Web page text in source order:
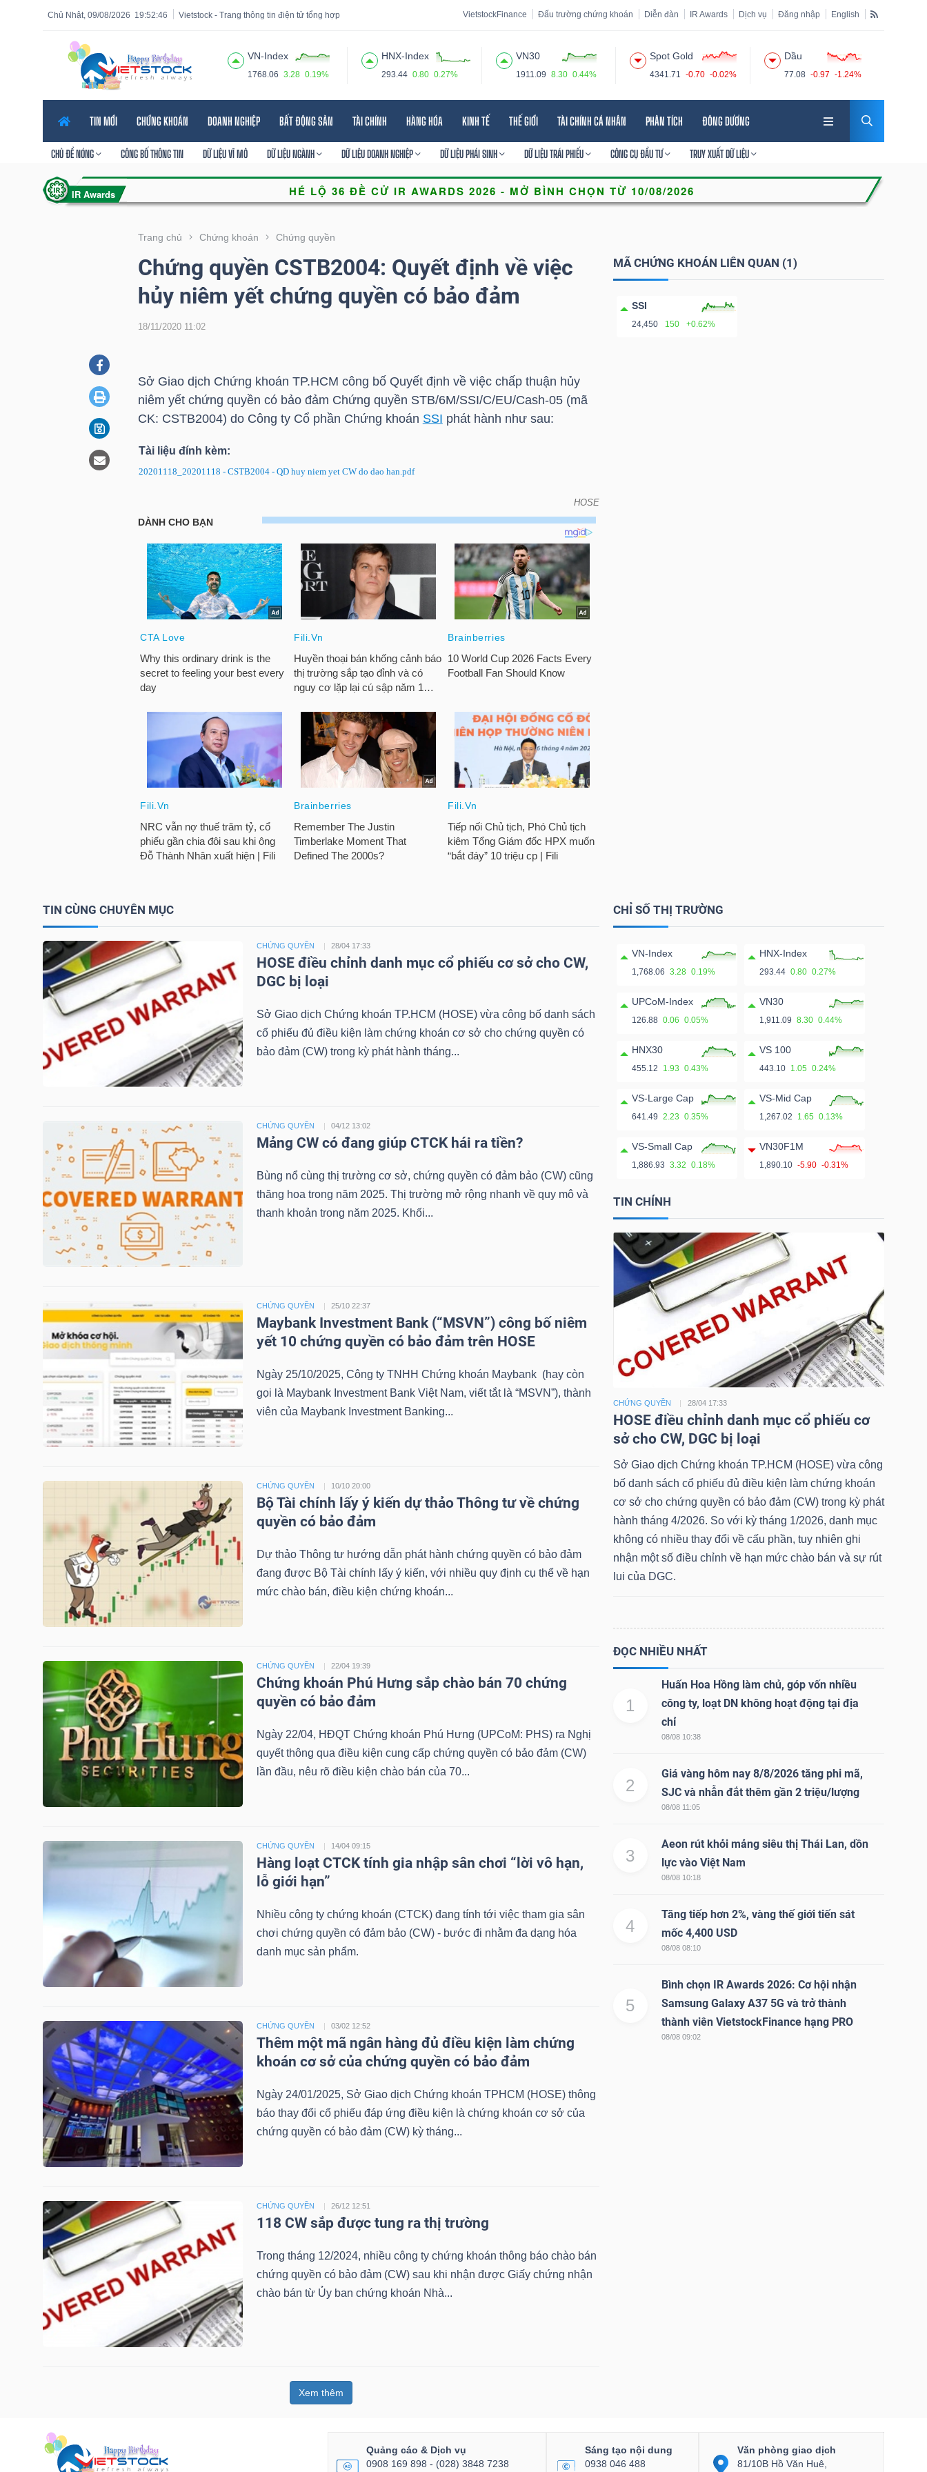
19:52:47
Chủ Nhật, 09/08/2026 Vietstock - Trang thông tin điện tử tổng hợp VietstockFinance Đấu trường chứng khoán Diễn đàn IR Awards Dịch vụ Đăng nhập English
VN-Index
1768.06 3.28 0.19%
HNX-Index
293.44 0.80 0.27%
VN30
1911.09 8.30 0.44%
Spot Gold
4341.71 -0.70 -0.02%
Dầu
77.08 -0.97 -1.24%
TIN MỚI CHỨNG KHOÁN DOANH NGHIỆP BẤT ĐỘNG SẢN TÀI CHÍNH HÀNG HÓA KINH TẾ THẾ GIỚI TÀI CHÍNH CÁ NHÂN PHÂN TÍCH ĐÔNG DƯƠNG
CHỦ ĐỀ NÓNG CÔNG BỐ THÔNG TIN DỮ LIỆU VĨ MÔ DỮ LIỆU NGÀNH DỮ LIỆU DOANH NGHIỆP DỮ LIỆU PHÁI SINH DỮ LIỆU TRÁI PHIẾU CÔNG CỤ ĐẦU TƯ TRUY XUẤT DỮ LIỆU
Trang chủ Chứng khoán Chứng quyền
Chứng quyền CSTB2004: Quyết định về việc
hủy niêm yết chứng quyền có bảo đảm
18/11/2020 11:02
Sở Giao dịch Chứng khoán TP.HCM công bố Quyết định về việc chấp thuận hủy
niêm yết chứng quyền có bảo đảm Chứng quyền STB/6M/SSI/C/EU/Cash-05 (mã
CK: CSTB2004) do Công ty Cổ phần Chứng khoán SSI phát hành như sau:
Tài liệu đính kèm:
20201118_20201118 - CSTB2004 - QD huy niem yet CW do dao han.pdf
HOSE
Chứng quyền CSTB2004: Quyết định về việc hủy niêm yết chứng quyền có bảo
MÃ CHỨNG KHOÁN LIÊN QUAN (1)
SSI
24,450 150 +0.62%
TIN CÙNG CHUYÊN MỤC
CHỨNG QUYỀN 28/04 17:33
HOSE điều chỉnh danh mục cổ phiếu cơ sở cho CW,
DGC bị loại
Sở Giao dịch Chứng khoán TP.HCM (HOSE) vừa công bố danh sách
cổ phiếu đủ điều kiện làm chứng khoán cơ sở cho chứng quyền có
bảo đảm (CW) trong kỳ phát hành tháng...
CHỨNG QUYỀN 04/12 13:02
Mảng CW có đang giúp CTCK hái ra tiền?
Bùng nổ cùng thị trường cơ sở, chứng quyền có đảm bảo (CW) cũng
thăng hoa trong năm 2025. Thị trường mở rộng nhanh về quy mô và
thanh khoản trong năm 2025. Khối...
CHỨNG QUYỀN 25/10 22:37
Maybank Investment Bank (“MSVN”) công bố niêm
yết 10 chứng quyền có bảo đảm trên HOSE
Ngày 25/10/2025, Công ty TNHH Chứng khoán Maybank (hay còn
gọi là Maybank Investment Bank Việt Nam, viết tắt là “MSVN”), thành
viên của Maybank Investment Banking...
CHỨNG QUYỀN 10/10 20:00
Bộ Tài chính lấy ý kiến dự thảo Thông tư về chứng
quyền có bảo đảm
Dự thảo Thông tư hướng dẫn phát hành chứng quyền có bảo đảm
đang được Bộ Tài chính lấy ý kiến, với nhiều quy định cụ thể về hạn
mức chào bán, điều kiện chứng khoán...
CHỨNG QUYỀN 22/04 19:39
Chứng khoán Phú Hưng sắp chào bán 70 chứng
quyền có bảo đảm
Ngày 22/04, HĐQT Chứng khoán Phú Hưng (UPCoM: PHS) ra Nghị
quyết thông qua điều kiện cung cấp chứng quyền có bảo đảm (CW)
lần đầu, nêu rõ điều kiện chào bán của 70...
CHỨNG QUYỀN 14/04 09:15
Hàng loạt CTCK tính gia nhập sân chơi “lời vô hạn,
lỗ giới hạn”
Nhiều công ty chứng khoán (CTCK) đang tính tới việc tham gia sân
chơi chứng quyền có đảm bảo (CW) - bước đi nhằm đa dạng hóa
danh mục sản phẩm.
CHỨNG QUYỀN 03/02 12:52
Thêm một mã ngân hàng đủ điều kiện làm chứng
khoán cơ sở của chứng quyền có bảo đảm
Ngày 24/01/2025, Sở Giao dịch Chứng khoán TPHCM (HOSE) thông
báo thay đổi cổ phiếu đáp ứng điều kiện là chứng khoán cơ sở của
chứng quyền có bảo đảm (CW) kỳ tháng...
CHỨNG QUYỀN 26/12 12:51
118 CW sắp được tung ra thị trường
Trong tháng 12/2024, nhiều công ty chứng khoán thông báo chào bán
chứng quyền có bảo đảm (CW) sau khi nhận được Giấy chứng nhận
chào bán từ Ủy ban chứng khoán Nhà...
Xem thêm
CHỈ SỐ THỊ TRƯỜNG
VN-Index
1,768.06 3.28 0.19%
HNX-Index
293.44 0.80 0.27%
UPCoM-Index
126.88 0.06 0.05%
VN30
1,911.09 8.30 0.44%
HNX30
455.12 1.93 0.43%
VS 100
443.10 1.05 0.24%
VS-Large Cap
641.49 2.23 0.35%
VS-Mid Cap
1,267.02 1.65 0.13%
VS-Small Cap
1,886.93 3.32 0.18%
VN30F1M
1,890.10 -5.90 -0.31%
TIN CHÍNH
CHỨNG QUYỀN 28/04 17:33
HOSE điều chỉnh danh mục cổ phiếu cơ
sở cho CW, DGC bị loại
Sở Giao dịch Chứng khoán TP.HCM (HOSE) vừa công
bố danh sách cổ phiếu đủ điều kiện làm chứng khoán
cơ sở cho chứng quyền có bảo đảm (CW) trong kỳ phát
hành tháng 4/2026. So với kỳ tháng 1/2026, danh mục
không có nhiều thay đổi về cấu phần, tuy nhiên ghi
nhận một số điều chỉnh về hạn mức chào bán và sự rút
lui của DGC.
ĐỌC NHIỀU NHẤT
1
Huấn Hoa Hồng làm chủ, góp vốn nhiều
công ty, loạt DN không hoạt động tại địa
chỉ
08/08 10:38
2
Giá vàng hôm nay 8/8/2026 tăng phi mã,
SJC và nhẫn đắt thêm gần 2 triệu/lượng
08/08 11:05
3
Aeon rút khỏi mảng siêu thị Thái Lan, dồn
lực vào Việt Nam
08/08 10:18
4
Tăng tiếp hơn 2%, vàng thế giới tiến sát
mốc 4,400 USD
08/08 08:10
5
Bình chọn IR Awards 2026: Cơ hội nhận
Samsung Galaxy A37 5G và trở thành
thành viên VietstockFinance hạng PRO
08/08 09:02
Quảng cáo & Dịch vụ
0908 169 898 - (028) 3848 7238
Sáng tạo nội dung
0938 046 488
Văn phòng giao dịch
81/10B Hồ Văn Huê,
Tính năng
năng
VIETSTOCK
CHÍNH
VIETSTOCKFINANCE
DOANH
TRUY
Ngành
SECTOR
NĂNG
LƯỢNG
LIỆU
NGHIỆP
KHÔNG